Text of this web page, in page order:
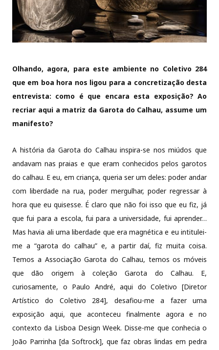
Olhando, agora, para este ambiente no Coletivo 284
que em boa hora nos ligou para a concretização desta
entrevista: como é que encara esta exposição? Ao
recriar aqui a matriz da Garota do Calhau, assume um
manifesto?
A história da Garota do Calhau inspira-se nos miúdos que
andavam nas praias e que eram conhecidos pelos garotos
do calhau. E eu, em criança, queria ser um deles: poder andar
com liberdade na rua, poder mergulhar, poder regressar à
hora que eu quisesse. É claro que não foi isso que eu fiz, já
que fui para a escola, fui para a universidade, fui aprender…
Mas havia ali uma liberdade que era magnética e eu intitulei-
me a “garota do calhau” e, a partir daí, fiz muita coisa.
Temos a Associação Garota do Calhau, temos os móveis
que dão origem à coleção Garota do Calhau. E,
curiosamente, o Paulo André, aqui do Coletivo [Diretor
Artístico do Coletivo 284], desafiou-me a fazer uma
exposição aqui, que aconteceu finalmente agora e no
contexto da Lisboa Design Week. Disse-me que conhecia o
João Parrinha [da Softrock], que faz obras lindas em pedra